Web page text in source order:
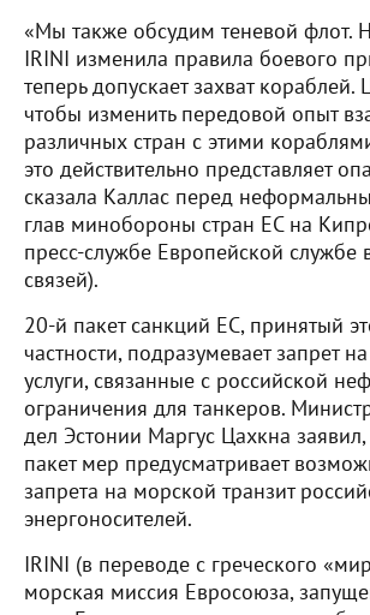
«Мы также обсудим теневой флот.
IRINI изменила правила боевого
теперь допускает захват кораблей.
чтобы изменить передовой опыт
различных стран с этими
это действительно представляет
сказала Каллас перед
глав минобороны стран ЕС на
пресс-службе Европейской службе
связей).
20-й пакет санкций ЕС, принятый
частности, подразумевает запрет
услуги, связанные с российской
ограничения для танкеров.
дел Эстонии Маргус Цахкна
пакет мер предусматривает
запрета на морской транзит
энергоносителей.
IRINI (в переводе с греческого
морская миссия Евросоюза,